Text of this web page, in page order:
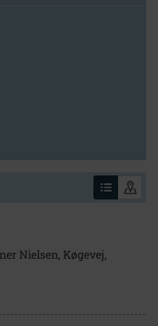
Nielsen, Køgevej,